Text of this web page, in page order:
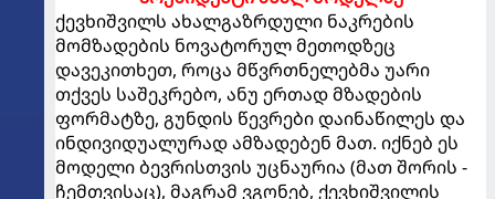
ქევხიშვილს ახალგაზრდული ნაკრების
მომზადების ნოვატორულ მეთოდზეც
დავეკითხეთ, როცა მწვრთნელებმა უარი
თქვეს საშეკრებო, ანუ ერთად მზადების
ფორმატზე, გუნდის წევრები დაინაწილეს და
ინდივიდუალურად ამზადებენ მათ. იქნებ ეს
მოდელი ბევრისთვის უცნაურია (მათ შორის -
ჩემთვისაც), მაგრამ ვგონებ, ქევხიშვილის